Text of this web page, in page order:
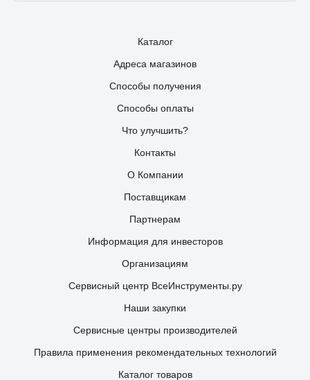
Каталог
Адреса магазинов
Способы получения
Способы оплаты
Что улучшить?
Контакты
О Компании
Поставщикам
Партнерам
Информация для инвесторов
Организациям
Сервисный центр ВсеИнструменты.ру
Наши закупки
Сервисные центры производителей
Правила применения рекомендательных технологий
Каталог товаров